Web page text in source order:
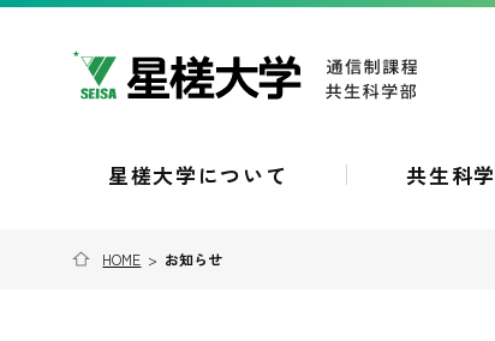
星槎大学について 共生科
HOME > お知らせ